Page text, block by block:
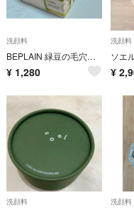
洗顔料
BEPLAIN 緑豆の毛穴クレイパック 120ml
¥ 1,280
洗顔料
¥
洗顔料 洗顔料